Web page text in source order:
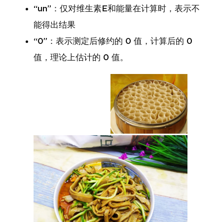
“un”：仅对维生素E和能量在计算时，表示不
能得出结果
“0”：表示测定后修约的 0 值，计算后的 0
值，理论上估计的 0 值。